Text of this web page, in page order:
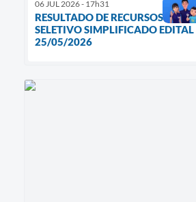
06 JUL 2026 - 17h31
RESULTADO DE RECURSOS -
SELETIVO SIMPLIFICADO
25/05/2026